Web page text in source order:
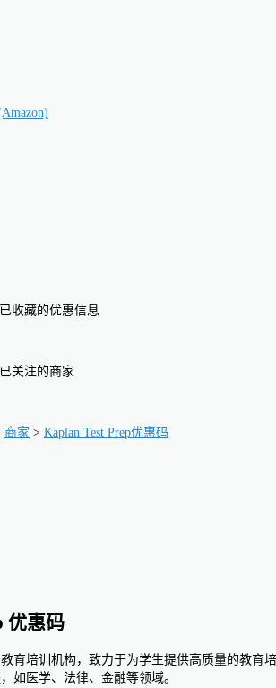
收藏的优惠信息
关注的商家
商家 > Kaplan Test Prep优惠码
优惠码
教育培训机构，致力于为学生提供高质量的教
如医学、法律、金融等领域。